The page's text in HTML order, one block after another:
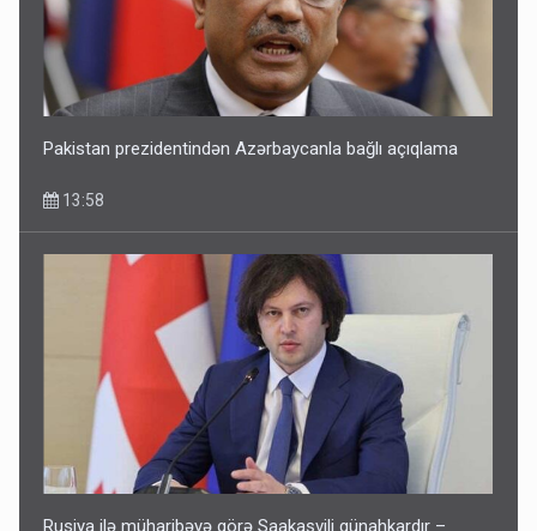
Sənədsiz ev sahiblərinin nəzərinə: Çıxarış almaq üçün...
13:10
Keçmiş nazirin mənsub olduğu nəslin 6 min yaşı var?
12:56
Pakistan prezidentindən Azərbaycanla bağlı açıqlama
13:58
Rusiya ilə müharibəyə görə Saakaşvili günahkardır –